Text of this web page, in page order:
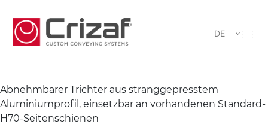
DE
Abnehmbarer Trichter aus stranggepresstem
Aluminiumprofil, einsetzbar an vorhandenen Standard-
H70-Seitenschienen